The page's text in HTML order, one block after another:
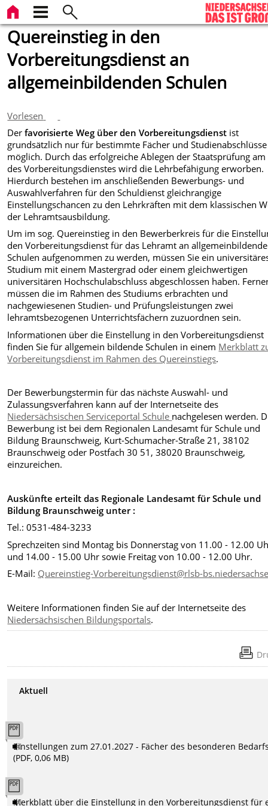
Quereinstieg in den
Vorbereitungsdienst an
allgemeinbildenden Schulen
Vorlesen
Derfavorisierte Weg über den Vorbereitungsdienst ist
grundsätzlich nur für bestimmte Fächer und Studienabschlüsse
möglich. Durch das erfolgreiche Ablegen der Staatsprüfung am
des Vorbereitungsdienstes wird die Lehrbefähigung erworben.
Hierdurch bestehen im anschließenden Bewerbungs- und
Auswahlverfahren für den Schuldienst gleichrangige
Einstellungschancen zu den Lehrkräften mit dem klassischen
der Lehramtsausbildung.
Um im sog. Quereinstieg in den Bewerberkreis für die
den Vorbereitungsdienst für das Lehramt an
Schulen aufgenommen zu werden, müssen Sie ein
Studium mit einem Mastergrad oder einem gleichwertigen
universitären Hochschulabschluss abgeschlossen haben.
müssen die im Rahmen des Studiums erbrachten und
nachgewiesenen Studien- und Prüfungsleistungen zwei
lehramtsbezogenen Unterrichtsfächern zuzuordnen sein.
Informationen über die Einstellung in den Vorbereitungsdienst
finden Sie für allgemein bildende Schulen in einem Merkblatt
Vorbereitungsdienst im Rahmen des Quereinstiegs.
Der Bewerbungstermin für das nächste Auswahl- und
Zulassungsverfahren kann auf der Internetseite des
Niedersächsischen Serviceportal Schule nachgelesen werden.
Bewerbung ist bei dem Regionalen Landesamt für Schule und
Bildung Braunschweig, Kurt-Schumacher-Straße 21, 38102
Braunschweig oder Postfach 30 51, 38020 Braunschweig,
einzureichen.
Auskünfte erteilt das Regionale Landesamt für Schule und
Bildung Braunschweig unter :
Tel.: 0531-484-3233
Sprechzeiten sind Montag bis Donnerstag von 11.00 - 12.00
und 14.00 - 15.00 Uhr sowie Freitag von 10.00 - 12.00 Uhr.
E-Mail: Quereinstieg-Vorbereitungsdienst@rlsb-
Weitere Informationen finden Sie auf der Internetseite des
Niedersächsischen Bildungsportals.
Aktuell
Einstellungen zum 27.01.2027 - Fächer des besonderen
(PDF, 0,06 MB)
Merkblatt über die Einstellung in den Vorbereitungsdienst für